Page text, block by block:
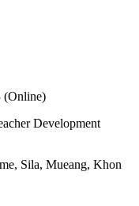
(Online)
Development
Sila, Mueang, Khon